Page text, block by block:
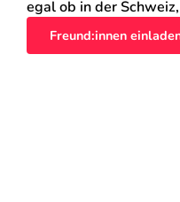
egal ob in der
Freund:innen